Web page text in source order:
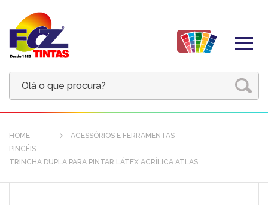
HOME
ACESSÓRIOS E FERRAMENTAS
PINCÉIS
TRINCHA DUPLA PARA PINTAR LÁTEX ACRÍLICA ATLAS